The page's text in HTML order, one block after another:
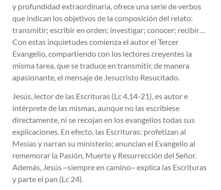
y profundidad extraordinaria, ofrece una serie de verbos
que indican los objetivos de la composición del relato:
transmitir; escribir en orden; investigar; conocer; recibir…
Con estas inquietudes comienza el autor el Tercer
Evangelio, compartiendo con los lectores creyentes la
misma tarea, que se traduce en transmitir, de manera
apasionante, el mensaje de Jesucristo Resucitado.
Jesús, lector de las Escrituras (Lc 4,14-21), es autor e
intérprete de las mismas, aunque no las escribiese
directamente, ni se recojan en los evangelios todas sus
explicaciones. En efecto, las Escrituras: profetizan al
Mesías y narran su ministerio; anuncian el Evangelio al
rememorar la Pasión, Muerte y Resurrección del Señor.
Además, Jesús ‒siempre en camino‒ explica las Escrituras
y parte el pan (Lc 24).